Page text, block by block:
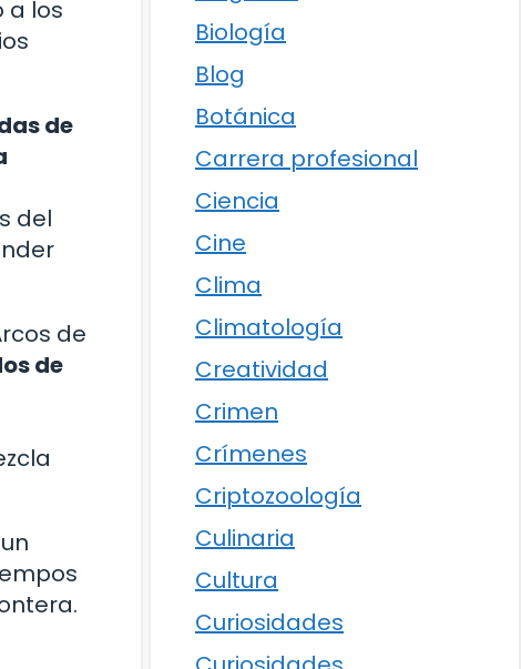
a los
de
del
de
de
Biología
Blog
Botánica
Carrera profesional
Ciencia
Cine
Clima
Climatología
Creatividad
Crimen
Crímenes
Criptozoología
Culinaria
Cultura
Curiosidades